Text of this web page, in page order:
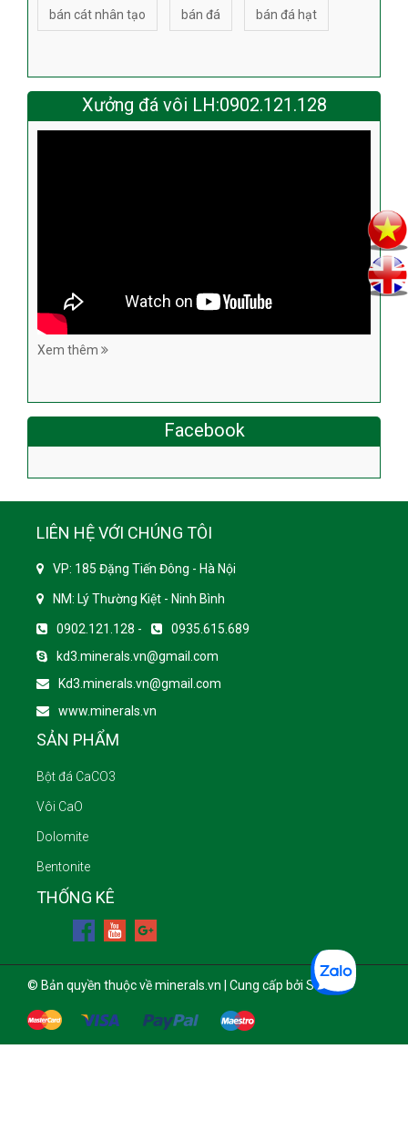
bán cát nhân tạo bán đá bán đá hạt
Xưởng đá vôi LH:0902.121.128
Xem thêm
Facebook
LIÊN HỆ VỚI CHÚNG TÔI
VP: 185 Đặng Tiến Đông - Hà Nội
NM: Lý Thường Kiệt - Ninh Bình
0902.121.128 -
0935.615.689
kd3.minerals.vn@gmail.com
Kd3.minerals.vn@gmail.com
www.minerals.vn
SẢN PHẨM
Bột đá CaCO3
Vôi CaO
Dolomite
Bentonite
THỐNG KÊ
© Bản quyền thuộc về minerals.vn | Cung cấp bởi Sapo